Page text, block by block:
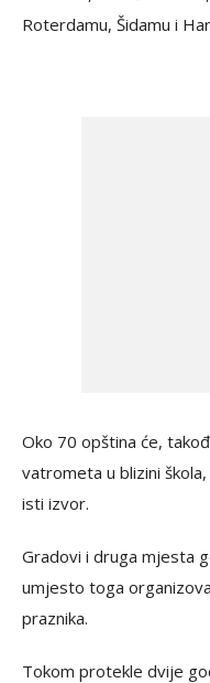
Roterdamu, Šidamu i
Oko 70 opština će,
vatrometa u blizini
isti izvor.
Gradovi i druga mjesta
umjesto toga
praznika.
Tokom protekle dvije